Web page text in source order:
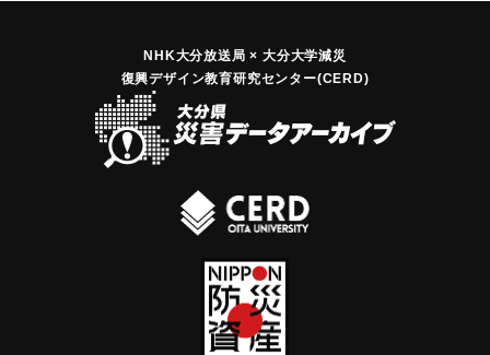
NHK大分放送局 × 大分大学減災
復興デザイン教育研究センター(CERD)